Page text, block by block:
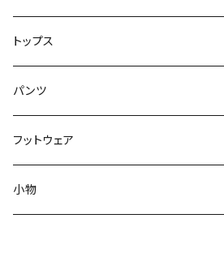
トップス
パンツ
フットウェア
小物